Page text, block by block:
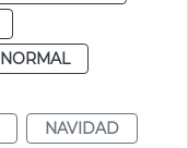
NORMAL
NAVIDAD